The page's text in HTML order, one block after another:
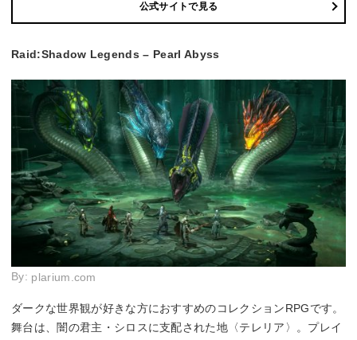
公式サイトで見る
Raid:Shadow Legends – Pearl Abyss
By: plarium.com
ダークな世界観が好きな方におすすめのコレクションRPGです。
舞台は、闇の君主・シロスに支配された地〈テレリア〉。プレイ